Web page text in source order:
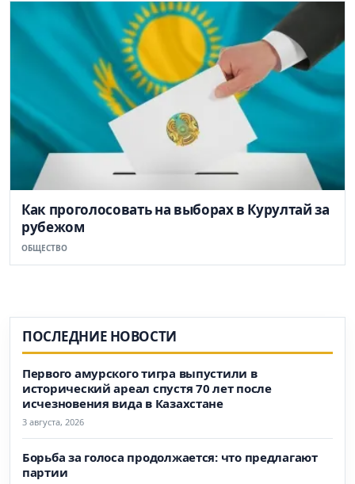
Как проголосовать на выборах в Курултай за
рубежом
ОБЩЕСТВО
ПОСЛЕДНИЕ НОВОСТИ
Первого амурского тигра выпустили в
исторический ареал спустя 70 лет после
исчезновения вида в Казахстане
3 августа, 2026
Борьба за голоса продолжается: что предлагают
партии